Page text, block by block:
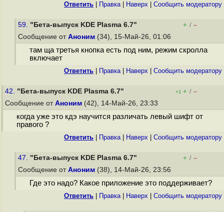
Ответить Правка| Наверх Cообщить модератору
59. "Бета-выпуск KDE Plasma 6.7" + / –
Сообщение от Аноним (34), 15-Май-26, 01:06
там ща третья кнопка есть под ним, режим скролла
включает
Ответить Правка| Наверх Cообщить модератору
42. "Бета-выпуск KDE Plasma 6.7" +1 + / –
Сообщение от Аноним (42), 14-Май-26, 23:33
когда уже это кдэ научится различать левый шифт от
правого ?
Ответить Правка| Наверх Cообщить модератору
47. "Бета-выпуск KDE Plasma 6.7" + / –
Сообщение от Аноним (38), 14-Май-26, 23:56
Где это надо? Какое приложение это поддерживает?
Ответить Правка| Наверх Cообщить модератору